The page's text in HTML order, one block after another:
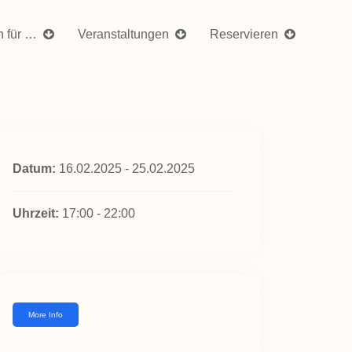
für … Veranstaltungen Reservieren
Datum: 16.02.2025 - 25.02.2025
Uhrzeit: 17:00 - 22:00
More Info